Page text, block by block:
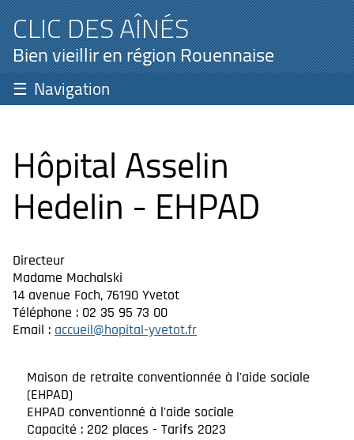
CLIC DES AÎNÉS
Bien vieillir en région Rouennaise
Navigation
Hôpital Asselin
Hedelin - EHPAD
Directeur
Madame Mochalski
14 avenue Foch, 76190 Yvetot
Téléphone : 02 35 95 73 00
Email : accueil@hopital-yvetot.fr
Maison de retraite conventionnée à l'aide sociale
(EHPAD)
EHPAD conventionné à l'aide sociale
Capacité : 202 places - Tarifs 2023